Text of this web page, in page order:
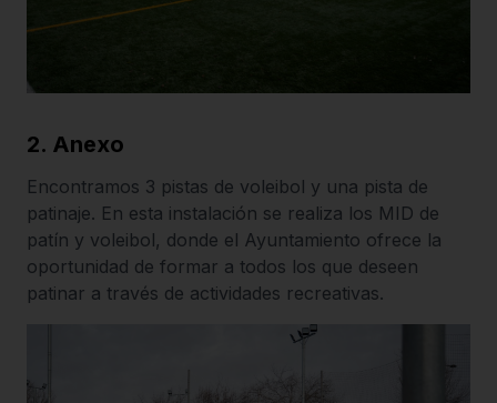
2. Anexo
Encontramos 3 pistas de voleibol y una pista de
patinaje. En esta instalación se realiza los MID de
patín y voleibol, donde el Ayuntamiento ofrece la
oportunidad de formar a todos los que deseen
patinar a través de actividades recreativas.